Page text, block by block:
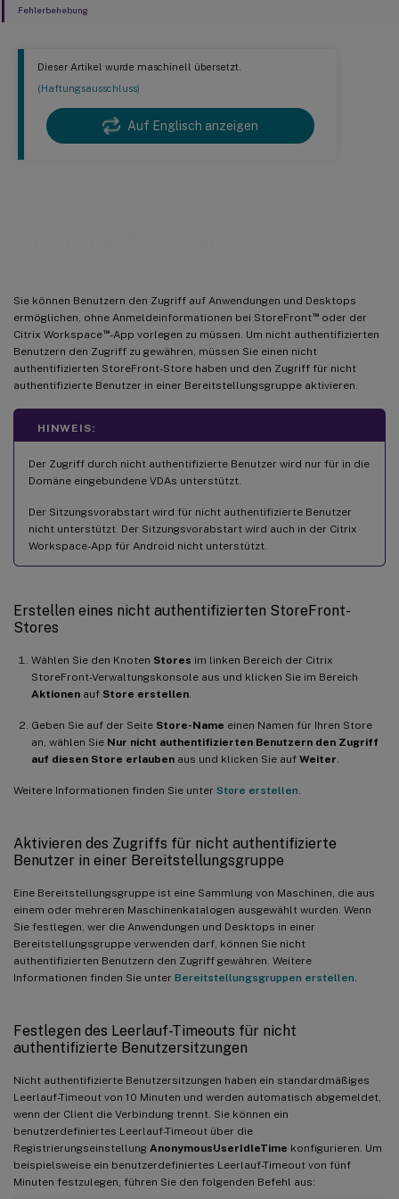
Dieser Artikel wurde maschinell übersetzt.
(Haftungsausschluss)
Auf Englisch anzeigen
Sie können Benutzern den Zugriff auf Anwendungen und Desktops
ermöglichen, ohne Anmeldeinformationen bei StoreFront™oder der
Citrix Workspace™-App vorlegen zu müssen. Um nicht authentifizierten
Benutzern den Zugriff zu gewähren, müssen Sie einen nicht
authentifizierten StoreFront-Store haben und den Zugriff für nicht
authentifizierte Benutzer in einer Bereitstellungsgruppe aktivieren.
HINWEIS:
Der Zugriff durch nicht authentifizierte Benutzer wird nur für in die
Domäne eingebundene VDAs unterstützt.
Der Sitzungsvorabstart wird für nicht authentifizierte Benutzer
nicht unterstützt. Der Sitzungsvorabstart wird auch in der Citrix
Workspace-App für Android nicht unterstützt.
Erstellen eines nicht authentifizierten StoreFront-
Stores
Wählen Sie den Knoten Stores im linken Bereich der Citrix
StoreFront-Verwaltungskonsole aus und klicken Sie im Bereich
Aktionen auf Store erstellen
Geben Sie auf der Seite Store-Name einen Namen für Ihren Store
an, wählen Sie Nur nicht authentifizierten Benutzern den Zugriff
auf diesen Store erlauben aus und klicken Sie auf Weiter
Weitere Informationen finden Sie unter Store erstellen
Aktivieren des Zugriffs für nicht authentifizierte
Benutzer in einer Bereitstellungsgruppe
Eine Bereitstellungsgruppe ist eine Sammlung von Maschinen, die aus
einem oder mehreren Maschinenkatalogen ausgewählt wurden. Wenn
Sie festlegen, wer die Anwendungen und Desktops in einer
Bereitstellungsgruppe verwenden darf, können Sie nicht
authentifizierten Benutzern den Zugriff gewähren. Weitere
Informationen finden Sie unter Bereitstellungsgruppen erstellen
Festlegen des Leerlauf-Timeouts für nicht
authentifizierte Benutzersitzungen
Nicht authentifizierte Benutzersitzungen haben ein standardmäßiges
Leerlauf-Timeout von 10 Minuten und werden automatisch abgemeldet,
wenn der Client die Verbindung trennt. Sie können ein
benutzerdefiniertes Leerlauf-Timeout über die
Registrierungseinstellung AnonymousUserIdleTime konfigurieren. Um
beispielsweise ein benutzerdefiniertes Leerlauf-Timeout von fünf
Minuten festzulegen, führen Sie den folgenden Befehl aus:
Fehlerbehebung